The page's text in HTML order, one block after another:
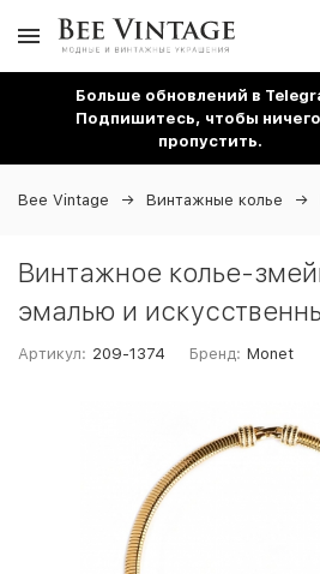
Больше обновлений в
Подпишитесь, чтобы
пропустить.
Bee Vintage Винтажные колье
Винтажное колье-
эмалью и
Артикул: 209-1374 Бренд: Monet